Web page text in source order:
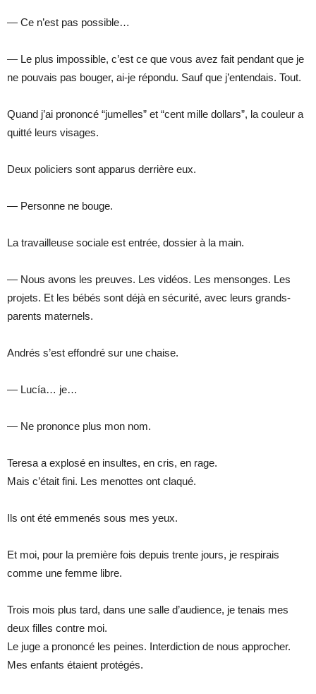
— Ce n’est pas possible…
— Le plus impossible, c’est ce que vous avez fait pendant que je
ne pouvais pas bouger, ai-je répondu. Sauf que j’entendais. Tout.
Quand j’ai prononcé “jumelles” et “cent mille dollars”, la couleur a
quitté leurs visages.
Deux policiers sont apparus derrière eux.
— Personne ne bouge.
La travailleuse sociale est entrée, dossier à la main.
— Nous avons les preuves. Les vidéos. Les mensonges. Les
projets. Et les bébés sont déjà en sécurité, avec leurs grands-
parents maternels.
Andrés s’est effondré sur une chaise.
— Lucía… je…
— Ne prononce plus mon nom.
Teresa a explosé en insultes, en cris, en rage.
Mais c’était fini. Les menottes ont claqué.
Ils ont été emmenés sous mes yeux.
Et moi, pour la première fois depuis trente jours, je respirais
comme une femme libre.
Trois mois plus tard, dans une salle d’audience, je tenais mes
deux filles contre moi.
Le juge a prononcé les peines. Interdiction de nous approcher.
Mes enfants étaient protégés.